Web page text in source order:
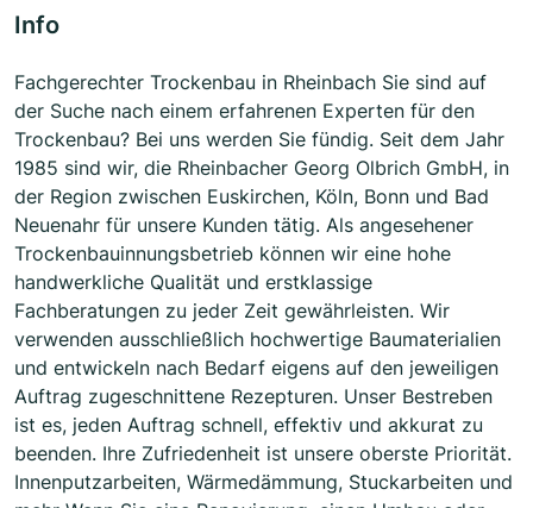
Info
Fachgerechter Trockenbau in Rheinbach Sie sind auf
der Suche nach einem erfahrenen Experten für den
Trockenbau? Bei uns werden Sie fündig. Seit dem Jahr
1985 sind wir, die Rheinbacher Georg Olbrich GmbH, in
der Region zwischen Euskirchen, Köln, Bonn und Bad
Neuenahr für unsere Kunden tätig. Als angesehener
Trockenbauinnungsbetrieb können wir eine hohe
handwerkliche Qualität und erstklassige
Fachberatungen zu jeder Zeit gewährleisten. Wir
verwenden ausschließlich hochwertige Baumaterialien
und entwickeln nach Bedarf eigens auf den jeweiligen
Auftrag zugeschnittene Rezepturen. Unser Bestreben
ist es, jeden Auftrag schnell, effektiv und akkurat zu
beenden. Ihre Zufriedenheit ist unsere oberste Priorität.
Innenputzarbeiten, Wärmedämmung, Stuckarbeiten und